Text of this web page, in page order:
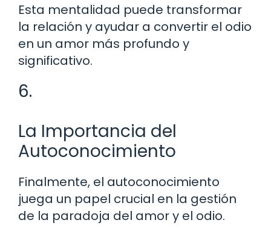
Esta mentalidad puede transformar
la relación y ayudar a convertir el odio
en un amor más profundo y
significativo.
6.
La Importancia del
Autoconocimiento
Finalmente, el autoconocimiento
juega un papel crucial en la gestión
de la paradoja del amor y el odio.